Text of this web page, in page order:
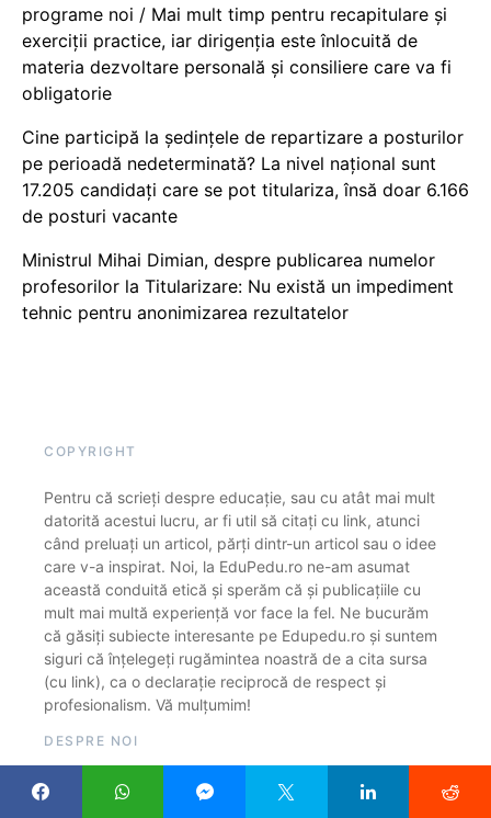
programe noi / Mai mult timp pentru recapitulare și
exerciții practice, iar dirigenția este înlocuită de
materia dezvoltare personală și consiliere care va fi
obligatorie
Cine participă la ședințele de repartizare a posturilor
pe perioadă nedeterminată? La nivel național sunt
17.205 candidați care se pot titulariza, însă doar 6.166
de posturi vacante
Ministrul Mihai Dimian, despre publicarea numelor
profesorilor la Titularizare: Nu există un impediment
tehnic pentru anonimizarea rezultatelor
COPYRIGHT
Pentru că scrieți despre educație, sau cu atât mai mult
datorită acestui lucru, ar fi util să citați cu link, atunci
când preluați un articol, părți dintr-un articol sau o idee
care v-a inspirat. Noi, la EduPedu.ro ne-am asumat
această conduită etică și sperăm că și publicațiile cu
mult mai multă experiență vor face la fel. Ne bucurăm
că găsiți subiecte interesante pe Edupedu.ro și suntem
siguri că înțelegeți rugămintea noastră de a cita sursa
(cu link), ca o declarație reciprocă de respect și
profesionalism. Vă mulțumim!
DESPRE NOI
EduPedu.ro este o publicație online care găzduiește